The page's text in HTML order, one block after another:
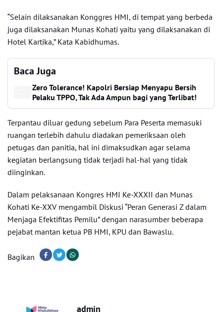
“Selain dilaksanakan Konggres HMI, di tempat yang berbeda
juga dilaksanakan Munas Kohati yaitu yang dilaksanakan di
Hotel Kartika,” Kata Kabidhumas.
Baca Juga
Zero Tolerance! Kapolri Bersiap Menyapu Bersih
Pelaku TPPO, Tak Ada Ampun bagi yang Terlibat!
Terpantau diluar gedung sebelum Para Peserta memasuki
ruangan terlebih dahulu diadakan pemeriksaan oleh
petugas dan panitia, hal ini dimaksudkan agar selama
kegiatan berlangsung tidak terjadi hal-hal yang tidak
diinginkan.
Dalam pelaksanaan Kongres HMI Ke-XXXII dan Munas
Kohati Ke-XXV mengambil Diskusi “Peran Generasi Z dalam
Menjaga Efektifitas Pemilu” dengan narasumber beberapa
pejabat mantan ketua PB HMI, KPU dan Bawaslu.
Bagikan
admin